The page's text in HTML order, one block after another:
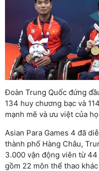
Đoàn Trung Quốc đứng
134 huy chương bạc và
mạnh mẽ và ưu việt của
Asian Para Games 4 đã
thành phố Hàng Châu,
3.000 vận động viên từ
gồm 22 môn thể thao